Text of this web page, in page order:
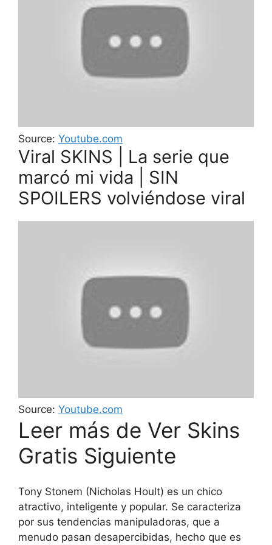
Source: Youtube.com
Viral SKINS | La serie que
marcó mi vida | SIN
SPOILERS volviéndose viral
Source: Youtube.com
Leer más de Ver Skins
Gratis Siguiente
Tony Stonem (Nicholas Hoult) es un chico
atractivo, inteligente y popular. Se caracteriza
por sus tendencias manipuladoras, que a
menudo pasan desapercibidas, hecho que es